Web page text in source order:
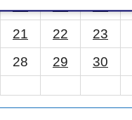
21 22 23
28 29 30